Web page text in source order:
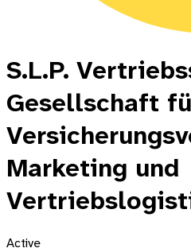
S.L.P.
Gesellschaft
Marketing und
Active